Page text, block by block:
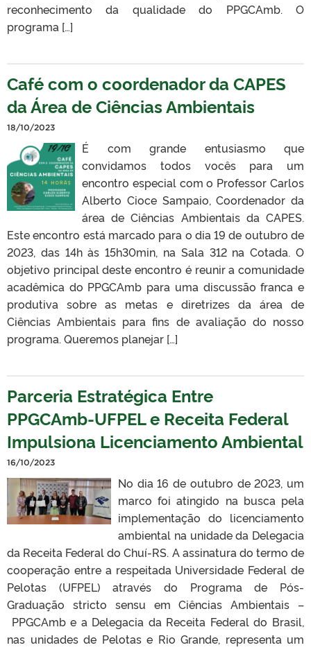
reconhecimento da qualidade do PPGCAmb. O
programa […]
Café com o coordenador da CAPES
da Área de Ciências Ambientais
18/10/2023
É com grande entusiasmo que
convidamos todos vocês para um
encontro especial com o Professor Carlos
Alberto Cioce Sampaio, Coordenador da
área de Ciências Ambientais da CAPES.
Este encontro está marcado para o dia 19 de outubro de
2023, das 14h às 15h30min, na Sala 312 na Cotada. O
objetivo principal deste encontro é reunir a comunidade
acadêmica do PPGCAmb para uma discussão franca e
produtiva sobre as metas e diretrizes da área de
Ciências Ambientais para fins de avaliação do nosso
programa. Queremos planejar […]
Parceria Estratégica Entre
PPGCAmb-UFPEL e Receita Federal
Impulsiona Licenciamento Ambiental
16/10/2023
No dia 16 de outubro de 2023, um
marco foi atingido na busca pela
implementação do licenciamento
ambiental na unidade da Delegacia
da Receita Federal do Chuí-RS. A assinatura do termo de
cooperação entre a respeitada Universidade Federal de
Pelotas (UFPEL) através do Programa de Pós-
Graduação stricto sensu em Ciências Ambientais –
PPGCAmb e a Delegacia da Receita Federal do Brasil,
nas unidades de Pelotas e Rio Grande, representa um